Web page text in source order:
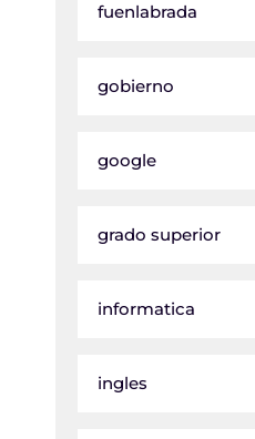
fuenlabrada
gobierno
google
grado superior
informatica
ingles